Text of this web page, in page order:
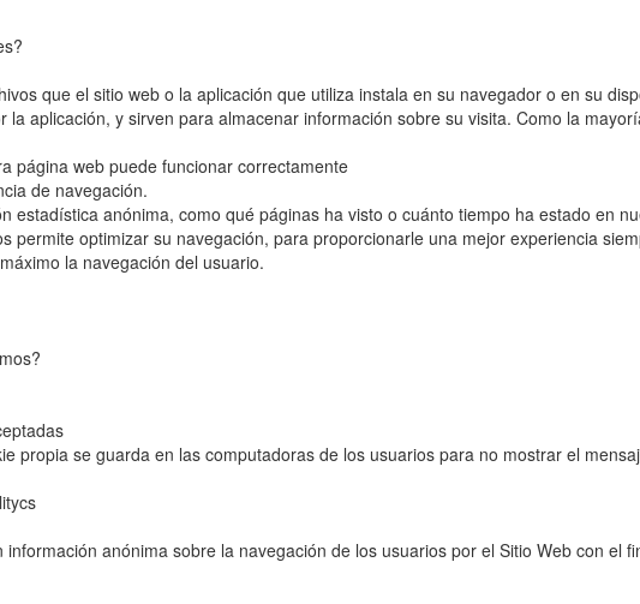
que el sitio web o la aplicación que utiliza instala en su navegador o en su
la aplicación, y sirven para almacenar información sobre su visita. Como la
página web puede funcionar correctamente
de navegación.
estadística anónima, como qué páginas ha visto o cuánto tiempo ha estado en
permite optimizar su navegación, para proporcionarle una mejor experiencia
la navegación del usuario.
propia se guarda en las computadoras de los usuarios para no mostrar el
información anónima sobre la navegación de los usuarios por el Sitio Web con